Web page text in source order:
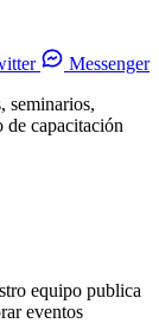
Messenger
seminarios,
capacitación
equipo publica
eventos